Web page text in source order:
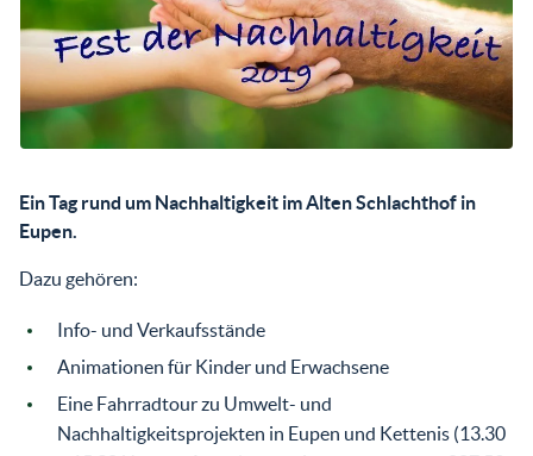
Ein Tag rund um Nachhaltigkeit im Alten Schlachthof in
Eupen.
Dazu gehören:
Info- und Verkaufsstände
Animationen für Kinder und Erwachsene
Eine Fahrradtour zu Umwelt- und
Nachhaltigkeitsprojekten in Eupen und Kettenis (13.30